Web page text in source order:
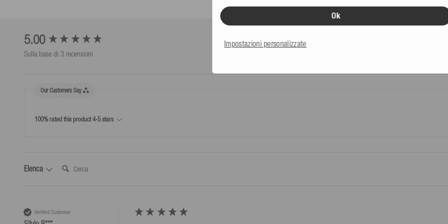
Dimensioni
Peso del prodotto (g)
trasportatori) avete preso possesso della merce.
5.00
Sulla base di 3 recensioni
Our Customers Say
100% rated this product 4-5 stars
Elenca Cerca:
Verified Customer
New content loaded
Ok
Impostazioni personalizzate